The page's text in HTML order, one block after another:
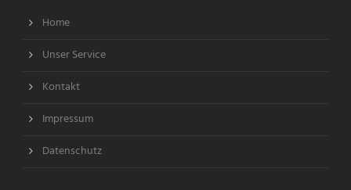
Home
Unser Service
Kontakt
Impressum
Datenschutz